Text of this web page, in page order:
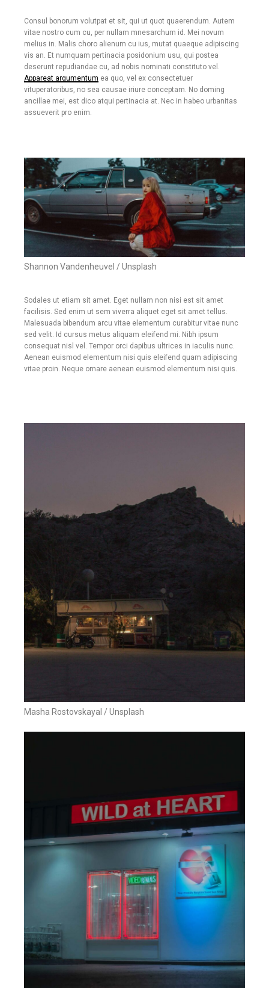
Consul bonorum volutpat et sit, qui ut quot quaerendum. Autem
vitae nostro cum cu, per nullam mnesarchum id. Mei novum
melius in. Malis choro alienum cu ius, mutat quaeque adipiscing
vis an. Et numquam pertinacia posidonium usu, qui postea
deserunt repudiandae cu, ad nobis nominati constituto vel.
Appareat argumentum ea quo, vel ex consectetuer
vituperatoribus, no sea causae iriure conceptam. No doming
ancillae mei, est dico atqui pertinacia at. Nec in habeo urbanitas
assueverit pro enim.
Shannon Vandenheuvel / Unsplash
Sodales ut etiam sit amet. Eget nullam non nisi est sit amet
facilisis. Sed enim ut sem viverra aliquet eget sit amet tellus.
Malesuada bibendum arcu vitae elementum curabitur vitae nunc
sed velit. Id cursus metus aliquam eleifend mi. Nibh ipsum
consequat nisl vel. Tempor orci dapibus ultrices in iaculis nunc.
Aenean euismod elementum nisi quis eleifend quam adipiscing
vitae proin. Neque ornare aenean euismod elementum nisi quis.
Masha Rostovskayal / Unsplash